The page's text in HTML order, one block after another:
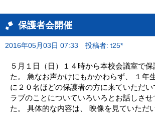
保護者会開催
2016年05月03日 07:33 投稿者: t25*
５月１日（日）１４時から本校会議室で
た。 急なお声かけにもかかわらず、 １年
に２０名ほどの保護者の方に来ていただい
ラブのことについていろいろとお話しさせ
た。 具体的な内容は、 映像を見ていただ